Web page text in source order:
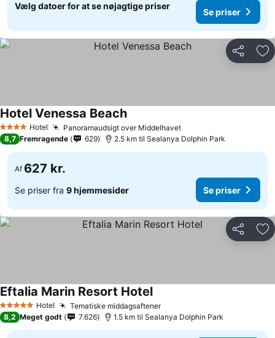
Vælg datoer for at se nøjagtige priser
Se priser
Del
4 StjernerHotel Panoramaudsigt over Middelhavet
Hotel Venessa Beach
8,7 Fremragende 629 2.5 km til Sealanya Dolphin Park
Af 627 kr.
Se priser fra 9 hjemmesider Se priser
Del
5 Stjerner Hotel Tematiske middagsaftener
Eftalia Marin Resort Hotel
8,2 Meget godt 7.626 1.5 km til Sealanya Dolphin Park